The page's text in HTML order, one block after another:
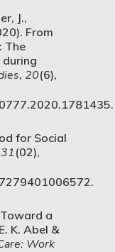
J.,
From
The
during
, 20(6),
for Social
31 (02),
a
K. Abel &
Work